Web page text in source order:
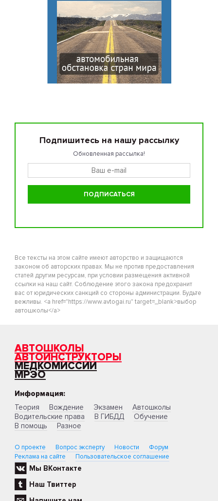
Подпишитесь на нашу рассылку
Обновленная рассылка!
Все тексты на этом сайте имеют авторство и защищаются
законом об авторских правах. Мы не против предоставления
статей другим ресурсам, при условии размещения активной
ссылки на наш сайт. Соблюдение этого закона предохранит
вас от юридических санкций со стороны администрации. Будьте
вежливы. <a href="https://www.avtogai.ru" target=_blank>выбор
автошколы</a>
АВТОШКОЛЫ
АВТОИНСТРУКТОРЫ
МЕДКОМИССИИ
МРЭО
Информация:
Теория
Вождение Экзамен
Автошколы
Водительские права
В ГИБДД
Обучение
В помощь
Разное
О проекте Вопрос эксперту Новости
Форум
Реклама на сайте
Пользовательское соглашение
Мы ВКонтакте
Наш Твиттер